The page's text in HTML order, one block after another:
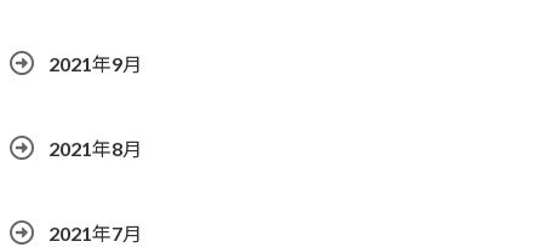
2021年9月
2021年8月
2021年7月